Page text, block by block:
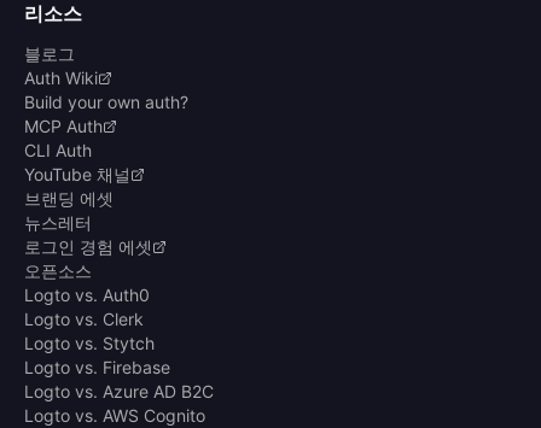
리소스
블로그
Auth Wiki
Build your own auth?
MCP Auth
CLI Auth
YouTube 채널
브랜딩 에셋
뉴스레터
로그인 경험 에셋
오픈소스
Logto vs. Auth0
Logto vs. Clerk
Logto vs. Stytch
Logto vs. Firebase
Logto vs. Azure AD B2C
Logto vs. AWS Cognito